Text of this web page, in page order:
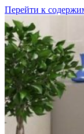
Перейти к